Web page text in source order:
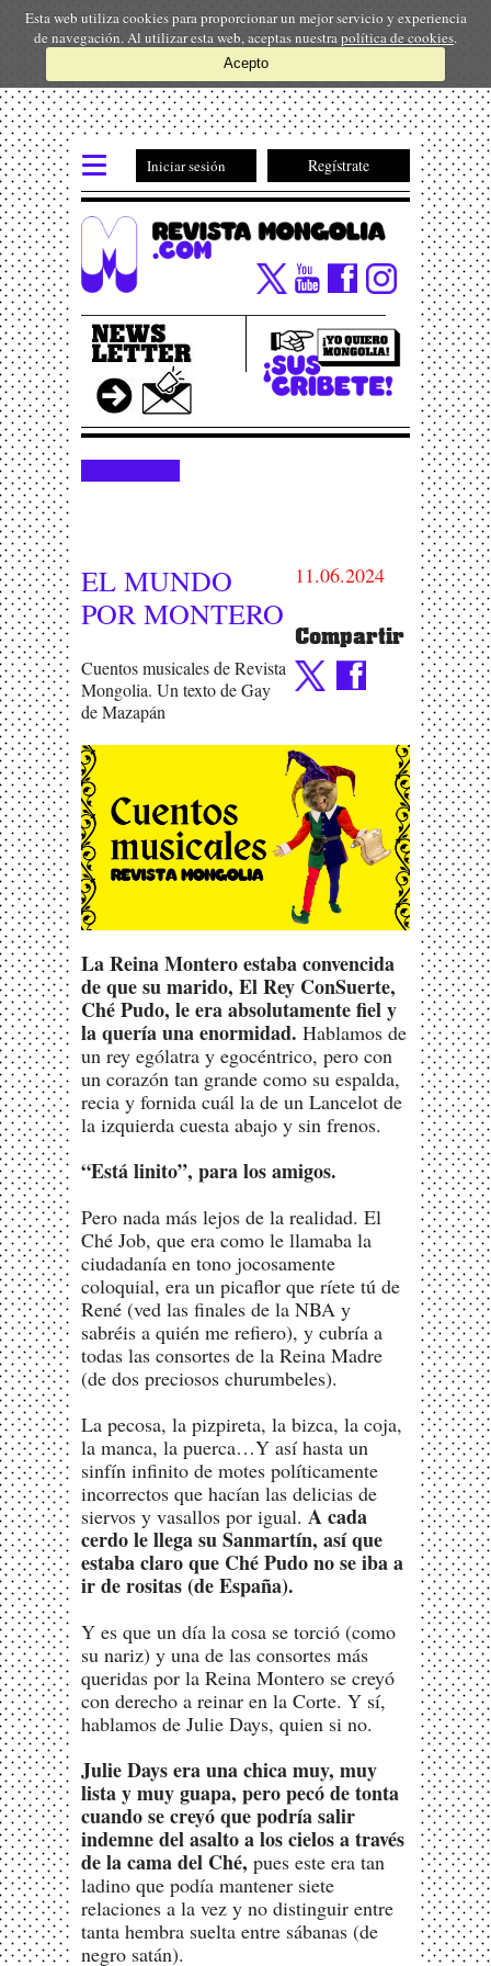
Esta web utiliza cookies para proporcionar un mejor servicio y experiencia
de navegación. Al utilizar esta web, aceptas nuestra política de cookies.
Acepto
Iniciar sesión Regístrate
EL MUNDO
POR MONTERO
Cuentos musicales de Revista
Mongolia. Un texto de Gay
de Mazapán
11.06.2024
Compartir
La Reina Montero estaba convencida
de que su marido, El Rey ConSuerte,
Ché Pudo, le era absolutamente fiel y
la quería una enormidad. Hablamos de
un rey ególatra y egocéntrico, pero con
un corazón tan grande como su espalda,
recia y fornida cuál la de un Lancelot de
la izquierda cuesta abajo y sin frenos.
“Está linito”, para los amigos.
Pero nada más lejos de la realidad. El
Ché Job, que era como le llamaba la
ciudadanía en tono jocosamente
coloquial, era un picaflor que ríete tú de
René (ved las finales de la NBA y
sabréis a quién me refiero), y cubría a
todas las consortes de la Reina Madre
(de dos preciosos churumbeles).
La pecosa, la pizpireta, la bizca, la coja,
la manca, la puerca…Y así hasta un
sinfín infinito de motes políticamente
incorrectos que hacían las delicias de
siervos y vasallos por igual. A cada
cerdo le llega su Sanmartín, así que
estaba claro que Ché Pudo no se iba a
ir de rositas (de España).
Y es que un día la cosa se torció (como
su nariz) y una de las consortes más
queridas por la Reina Montero se creyó
con derecho a reinar en la Corte. Y sí,
hablamos de Julie Days, quien si no.
Julie Days era una chica muy, muy
lista y muy guapa, pero pecó de tonta
cuando se creyó que podría salir
indemne del asalto a los cielos a través
de la cama del Ché, pues este era tan
ladino que podía mantener siete
relaciones a la vez y no distinguir entre
tanta hembra suelta entre sábanas (de
negro satán).